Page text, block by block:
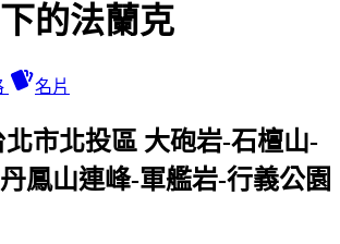
的法蘭克
名片
北市北投區 大砲岩-石檀山-
鳳山連峰-軍艦岩-行義公園